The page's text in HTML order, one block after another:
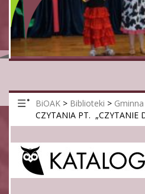
BiOAK > Biblioteki >
CZYTANIA PT. „CZYTANIE